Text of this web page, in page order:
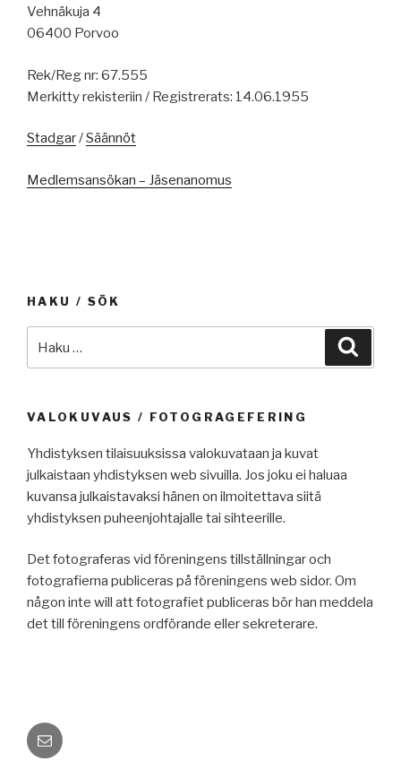
Vehnäkuja 4
06400 Porvoo
Rek/Reg nr: 67.555
Merkitty rekisteriin / Registrerats: 14.06.1955
Stadgar/Säännöt
Medlemsansökan – Jäsenanomus
HAKU / SÖK
VALOKUVAUS / FOTOGRAGEFERING
Yhdistyksen tilaisuuksissa valokuvataan ja kuvat
julkaistaan yhdistyksen web sivuilla. Jos joku ei haluaa
kuvansa julkaistavaksi hänen on ilmoitettava siitä
yhdistyksen puheenjohtajalle tai sihteerille.
Det fotograferas vid föreningens tillställningar och
fotografierna publiceras på föreningens web sidor. Om
någon inte will att fotografiet publiceras bör han meddela
det till föreningens ordförande eller sekreterare.
Sähköposti